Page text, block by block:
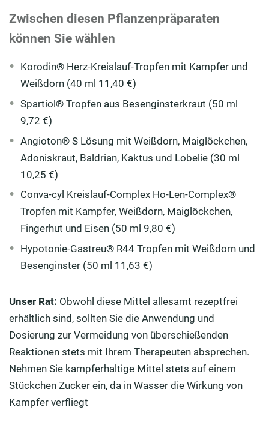
Zwischen diesen Pflanzenpräparaten
können Sie wählen
Korodin® Herz-Kreislauf-Tropfen mit Kampfer und
Weißdorn (40 ml 11,40 €)
Spartiol® Tropfen aus Besenginsterkraut (50 ml
9,72 €)
Angioton® S Lösung mit Weißdorn, Maiglöckchen,
Adoniskraut, Baldrian, Kaktus und Lobelie (30 ml
10,25 €)
Conva-cyl Kreislauf-Complex Ho-Len-Complex®
Tropfen mit Kampfer, Weißdorn, Maiglöckchen,
Fingerhut und Eisen (50 ml 9,80 €)
Hypotonie-Gastreu® R44 Tropfen mit Weißdorn und
Besenginster (50 ml 11,63 €)
Unser Rat: Obwohl diese Mittel allesamt rezeptfrei
erhältlich sind, sollten Sie die Anwendung und
Dosierung zur Vermeidung von überschießenden
Reaktionen stets mit Ihrem Therapeuten absprechen.
Nehmen Sie kampferhaltige Mittel stets auf einem
Stückchen Zucker ein, da in Wasser die Wirkung von
Kampfer verfliegt